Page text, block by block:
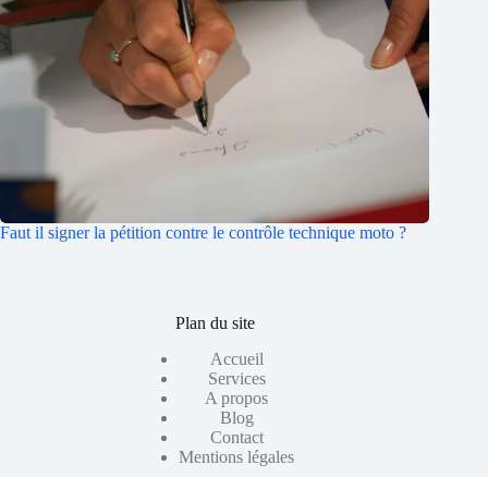
Faut il signer la pétition contre le contrôle technique moto ?
Plan du site
Accueil
Services
A propos
Blog
Contact
Mentions légales